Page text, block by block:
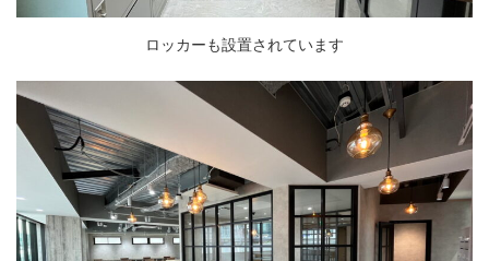
ロッカーも設置されています